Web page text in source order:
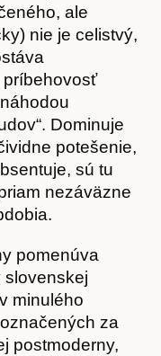
ale
nie je celistvý,
príbehovosť
Dominuje
potešenie,
sú tu
nezáväzne
pomenúva
slovenskej
minulého
za
postmoderny,